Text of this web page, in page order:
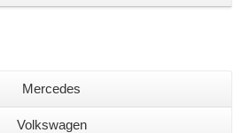
Mercedes
Volkswagen